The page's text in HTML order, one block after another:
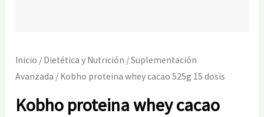
Inicio / Dietética y Nutrición /Suplementación
Avanzada / Kobho proteina whey cacao 525g 15 dosis
Kobho proteina whey cacao